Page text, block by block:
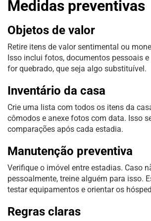
Medidas preventivas
Objetos de valor
Retire itens de valor sentimental ou
Isso inclui fotos, documentos pessoais
for quebrado, que seja algo substituível.
Inventário da casa
Crie uma lista com todos os itens da
cômodos e anexe fotos com data. Isso
comparações após cada estadia.
Manutenção preventiva
Verifique o imóvel entre estadias. Caso
pessoalmente, treine alguém para isso.
testar equipamentos e orientar os
Regras claras